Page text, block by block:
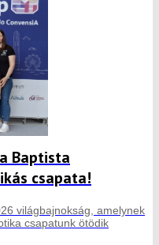
Baptista
csapata!
világbajnokság, amelynek
csapatunk ötödik